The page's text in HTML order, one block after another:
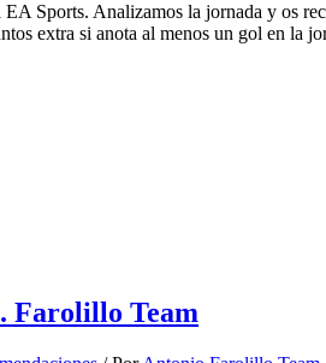
Sports. Analizamos la jornada y os
extra si anota al menos un gol en la
Farolillo Team